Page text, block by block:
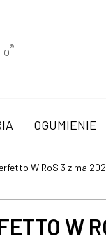
®
OGUMIENIE
W RoS 3 zima
W